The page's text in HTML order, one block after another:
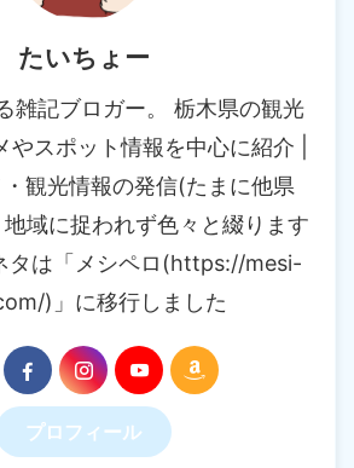
たいちょー
雑記ブロガー。 栃木県の観光
やスポット情報を中心に紹介 |
観光情報の発信(たまに他県
域に捉われず色々と綴ります
タは「メシペロ(https://mesi-
)」に移行しました
プロフィール